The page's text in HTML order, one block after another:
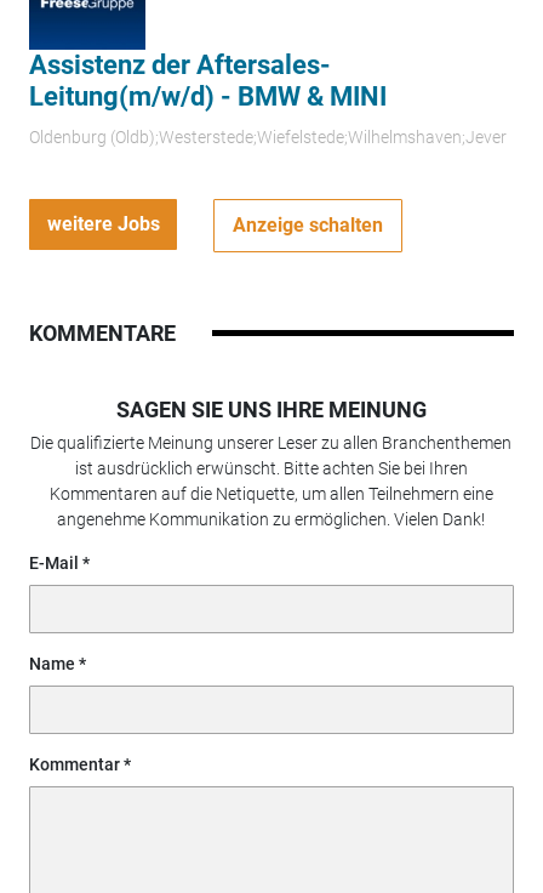
Assistenz der Aftersales-
Leitung(m/w/d) - BMW & MINI
Oldenburg (Oldb);Westerstede;Wiefelstede;Wilhelmshaven;Jever
weitere Jobs Anzeige schalten
KOMMENTARE
SAGEN SIE UNS IHRE MEINUNG
Die qualifizierte Meinung unserer Leser zu allen Branchenthemen
ist ausdrücklich erwünscht. Bitte achten Sie bei Ihren
Kommentaren auf die Netiquette, um allen Teilnehmern eine
angenehme Kommunikation zu ermöglichen. Vielen Dank!
E-Mail
Name
Kommentar